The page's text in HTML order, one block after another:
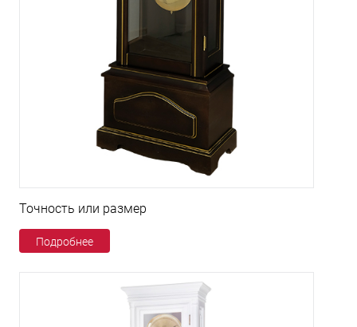
Точность или размер
Подробнее